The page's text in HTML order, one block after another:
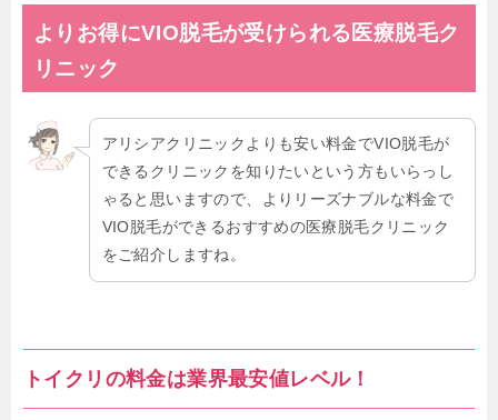
よりお得にVIO脱毛が受けられる医療脱毛ク
リニック
アリシアクリニックよりも安い料金でVIO脱毛が
できるクリニックを知りたいという方もいらっし
ゃると思いますので、よりリーズナブルな料金で
VIO脱毛ができるおすすめの医療脱毛クリニック
をご紹介しますね。
トイクリの料金は業界最安値レベル！